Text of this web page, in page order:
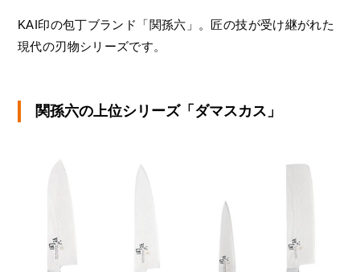
KAI印の包丁ブランド「関孫六」。匠の技が受け継がれた
現代の刃物シリーズです。
関孫六の上位シリーズ「ダマスカス」